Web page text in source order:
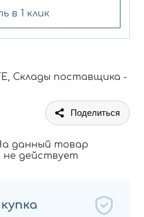
в 1 клик
Склады поставщика -
Поделиться
данный товар
не действует